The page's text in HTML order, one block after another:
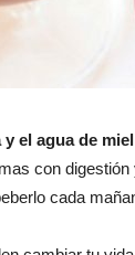
el agua de miel
con
cada